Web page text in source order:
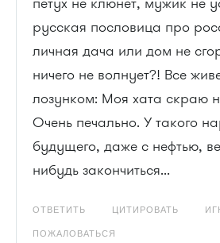
русская пословица про
личная дача или дом не
ничего не волнует?! Все
лозунком: Моя хата скраю
Очень печально. У такого
будущего, даже с нефтью,
нибудь закончиться...
ОТВЕТИТЬ ЦИТИРОВАТЬ
ПОЖАЛОВАТЬСЯ